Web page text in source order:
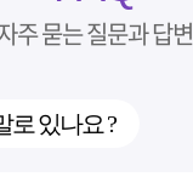
주 묻는 질문과 답변
로 있나요 ?